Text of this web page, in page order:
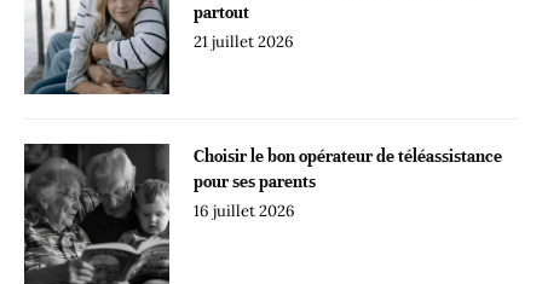
partout
21 juillet 2026
Choisir le bon opérateur de téléassistance
pour ses parents
16 juillet 2026